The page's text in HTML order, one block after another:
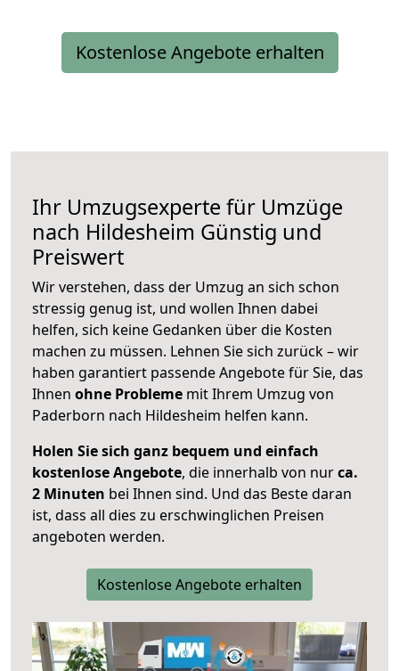
Kostenlose Angebote erhalten
Ihr Umzugsexperte für Umzüge
nach Hildesheim Günstig und
Preiswert
Wir verstehen, dass der Umzug an sich schon
stressig genug ist, und wollen Ihnen dabei
helfen, sich keine Gedanken über die Kosten
machen zu müssen. Lehnen Sie sich zurück – wir
haben garantiert passende Angebote für Sie, das
Ihnen ohne Probleme mit Ihrem Umzug von
Paderborn nach Hildesheim helfen kann.
Holen Sie sich ganz bequem und einfach
kostenlose Angebote, die innerhalb von nurca.
2 Minuten bei Ihnen sind. Und das Beste daran
ist, dass all dies zu erschwinglichen Preisen
angeboten werden.
Kostenlose Angebote erhalten